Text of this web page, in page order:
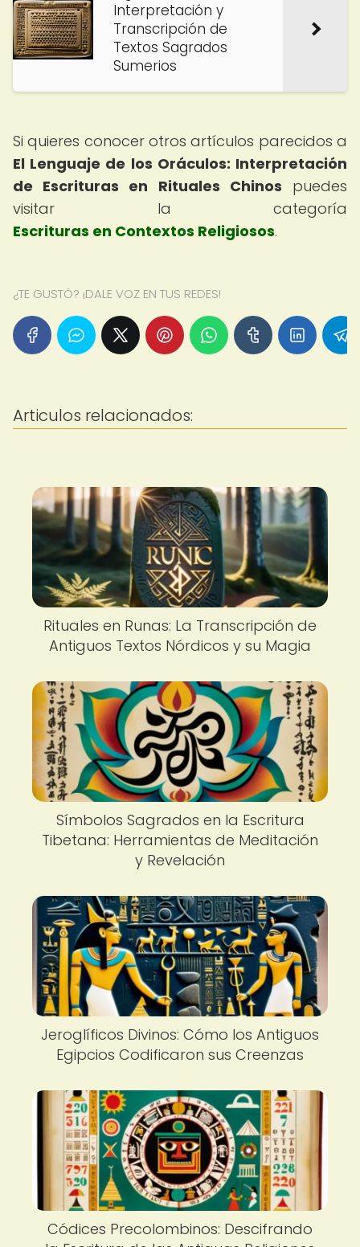
Interpretación y
Transcripción de
Textos Sagrados
Sumerios
Si quieres conocer otros artículos parecidos a
El Lenguaje de los Oráculos: Interpretación
de Escrituras en Rituales Chinos puedes
visitar la categoría
Escrituras en Contextos Religiosos.
¿TE GUSTÓ? ¡DALE VOZ EN TUS REDES!
Articulos relacionados:
Rituales en Runas: La Transcripción de
Antiguos Textos Nórdicos y su Magia
Símbolos Sagrados en la Escritura
Tibetana: Herramientas de Meditación
y Revelación
Jeroglíficos Divinos: Cómo los Antiguos
Egipcios Codificaron sus Creenzas
Códices Precolombinos: Descifrando